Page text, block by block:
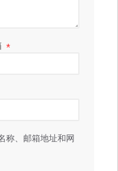
*
称、邮箱地址和网